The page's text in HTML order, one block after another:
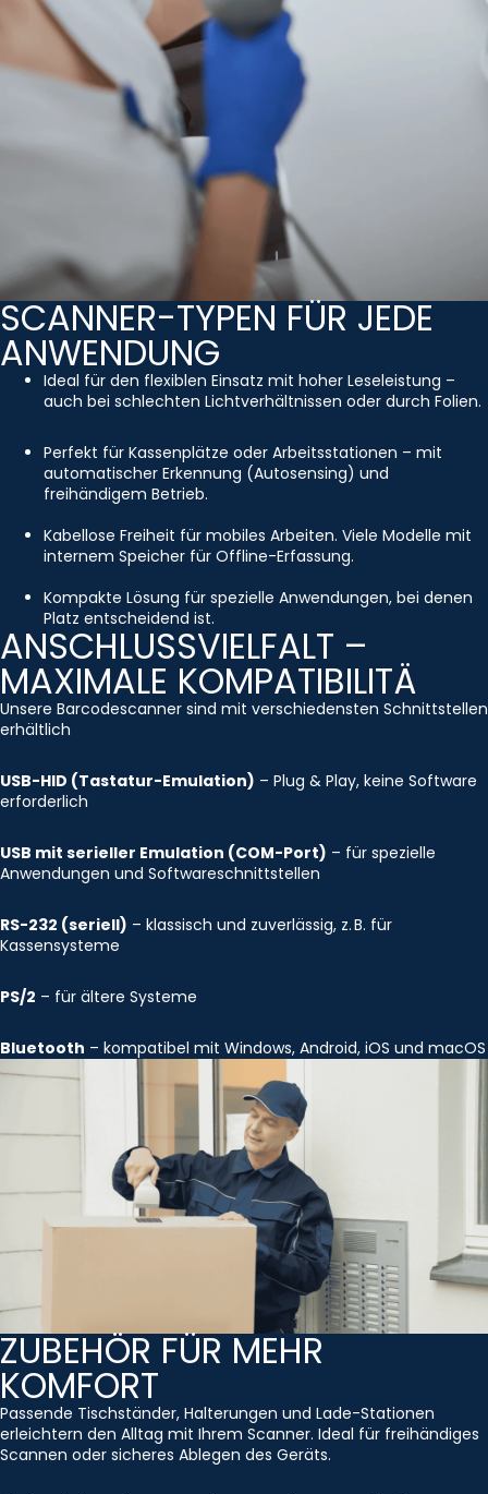
SCANNER-TYPEN FÜR JEDE
ANWENDUNG
Ideal für den flexiblen Einsatz mit hoher Leseleistung –
auch bei schlechten Lichtverhältnissen oder durch Folien.
Perfekt für Kassenplätze oder Arbeitsstationen – mit
automatischer Erkennung (Autosensing) und
freihändigem Betrieb.
Kabellose Freiheit für mobiles Arbeiten. Viele Modelle mit
internem Speicher für Offline-Erfassung.
Kompakte Lösung für spezielle Anwendungen, bei denen
Platz entscheidend ist.
ANSCHLUSSVIELFALT –
MAXIMALE KOMPATIBILITÄ
Unsere Barcodescanner sind mit verschiedensten Schnittstellen
erhältlich
USB-HID (Tastatur-Emulation) – Plug & Play, keine Software
erforderlich
USB mit serieller Emulation (COM-Port) – für spezielle
Anwendungen und Softwareschnittstellen
RS-232 (seriell) – klassisch und zuverlässig, z. B. für
Kassensysteme
PS/2 – für ältere Systeme
Bluetooth – kompatibel mit Windows, Android, iOS und macOS
ZUBEHÖR FÜR MEHR
KOMFORT
Passende Tischständer, Halterungen und Lade-Stationen
erleichtern den Alltag mit Ihrem Scanner. Ideal für freihändiges
Scannen oder sicheres Ablegen des Geräts.